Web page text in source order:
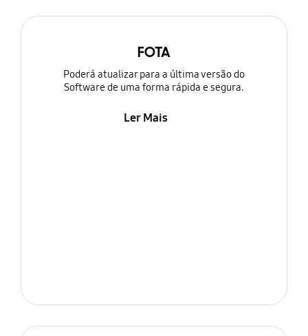
FOTA
Poderá atualizar para a última versão do
Software de uma forma rápida e segura.
Ler Mais